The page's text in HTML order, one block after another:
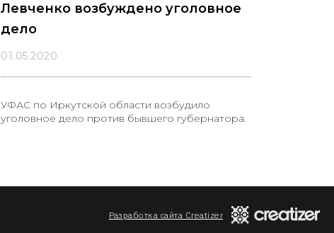
Левченко возбуждено уголовное
дело
01.05.2020
УФАС по Иркутской области возбудило
уголовное дело против бывшего губернатора.
Разработка сайта Creatizer